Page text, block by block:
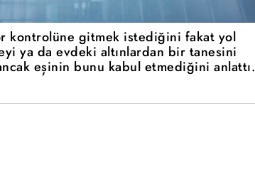
kontrolüne gitmek istediğini fakat yol
ya da evdeki altınlardan bir tanesini
eşinin bunu kabul etmediğini anlattı.